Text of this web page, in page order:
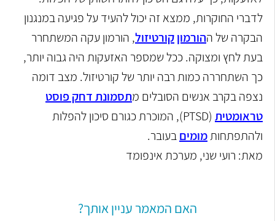
לדברי החוקרות, ממצא זה יכול להעיד על פגיעה במנגנון
הבקרה של ההורמוןקורטיזול, הורמון עקה המשתחרר
בעת לחץ ומצוקה. ככל שמספר האזעקות היה גבוה יותר,
כך השתחררה כמות רבה יותר של קורטיזול. מצב דומה
נצפה בקרב אנשים הסובלים מתסמונת דחק פוסט
טראומטית
(PTSD), המוכרת כגורם סיכון להפלות
ולהתפתחותמומיםבעובר.
מאת: רועי שני, מערכת אינפומד
האם המאמר עניין אותך?